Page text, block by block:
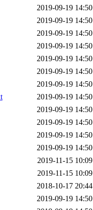
2019-09-19 14:50
2019-09-19 14:50
2019-09-19 14:50
2019-09-19 14:50
2019-09-19 14:50
2019-09-19 14:50
2019-09-19 14:50
2019-09-19 14:50
2019-09-19 14:50
2019-09-19 14:50
2019-09-19 14:50
2019-09-19 14:50
2019-11-15 10:09
2019-11-15 10:09
2018-10-17 20:44
2019-09-19 14:50